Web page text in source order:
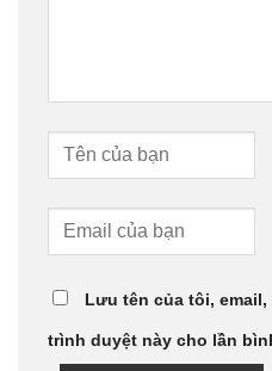
Lưu tên của tôi,
trình duyệt này cho lần